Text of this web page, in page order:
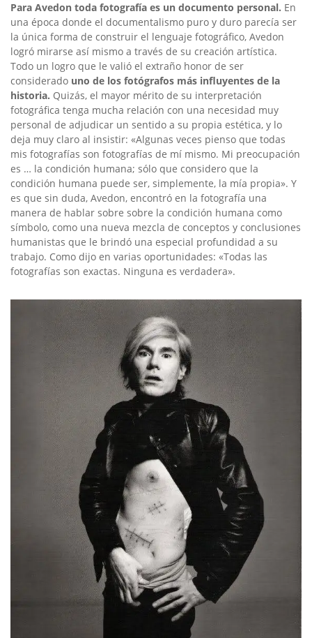
Para Avedon toda fotografía es un documento personal. En
una época donde el documentalismo puro y duro parecía ser
la única forma de construir el lenguaje fotográfico, Avedon
logró mirarse así mismo a través de su creación artística.
Todo un logro que le valió el extraño honor de ser
considerado uno de los fotógrafos más influyentes de la
historia. Quizás, el mayor mérito de su interpretación
fotográfica tenga mucha relación con una necesidad muy
personal de adjudicar un sentido a su propia estética, y lo
deja muy claro al insistir: «Algunas veces pienso que todas
mis fotografías son fotografías de mí mismo. Mi preocupación
es … la condición humana; sólo que considero que la
condición humana puede ser, simplemente, la mía propia». Y
es que sin duda, Avedon, encontró en la fotografía una
manera de hablar sobre sobre la condición humana como
símbolo, como una nueva mezcla de conceptos y conclusiones
humanistas que le brindó una especial profundidad a su
trabajo. Como dijo en varias oportunidades: «Todas las
fotografías son exactas. Ninguna es verdadera».